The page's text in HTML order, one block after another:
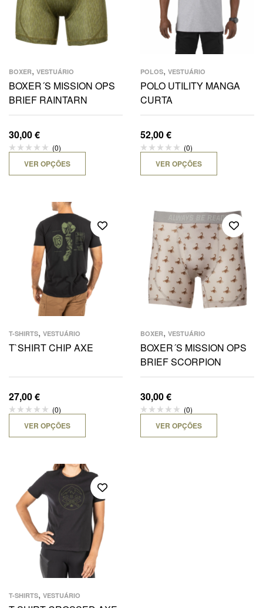
BOXER, VESTUÁRIO
BOXER´S MISSION OPS
BRIEF RAINTARN
30,00€
(0)
VER OPÇÕES
POLOS, VESTUÁRIO
POLO UTILITY MANGA
CURTA
52,00€
(0)
VER OPÇÕES
T-SHIRTS, VESTUÁRIO
T`SHIRT CHIP AXE
27,00€
(0)
VER OPÇÕES
BOXER, VESTUÁRIO
BOXER´S MISSION OPS
BRIEF SCORPION
30,00€
(0)
VER OPÇÕES
T-SHIRTS, VESTUÁRIO